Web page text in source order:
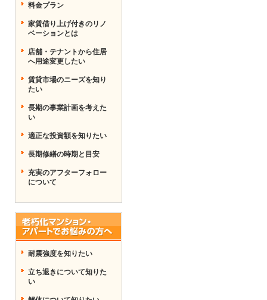
料金プラン
家賃借り上げ付きのリノ
ベーションとは
店舗・テナントから住居
へ用途変更したい
賃貸市場のニーズを知り
たい
長期の事業計画を考えた
い
適正な投資額を知りたい
長期修繕の時期と目安
充実のアフターフォロー
について
耐震強度を知りたい
立ち退きについて知りた
い